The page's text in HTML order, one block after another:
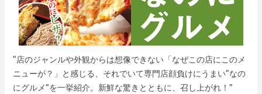
“店のジャンルや外観からは想像できない「なぜこの店にこのメ
ニューが？」と感じる、それでいて専門店顔負けにうまい“なの
にグルメ”を一挙紹介。新鮮な驚きとともに、召し上がれ！”